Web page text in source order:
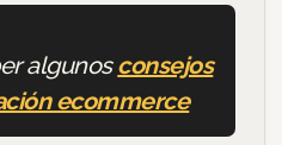
algunosconsejos
ecommerce